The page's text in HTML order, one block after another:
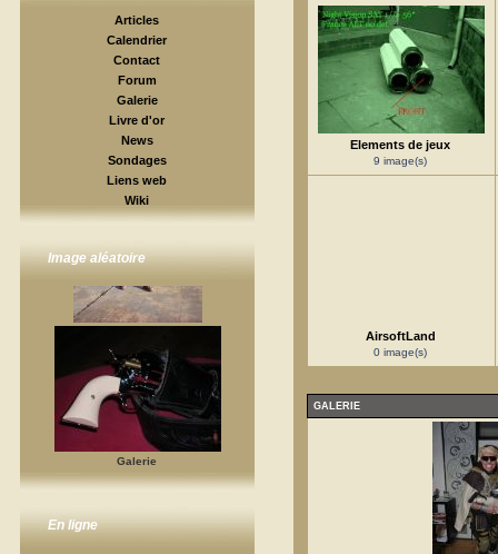
Articles
Calendrier
Contact
Forum
Galerie
Livre d'or
News
Sondages
Liens web
Wiki
Image aléatoire
Galerie
En ligne
Elements de jeux
9 image(s)
AirsoftLand
0 image(s)
GALERIE